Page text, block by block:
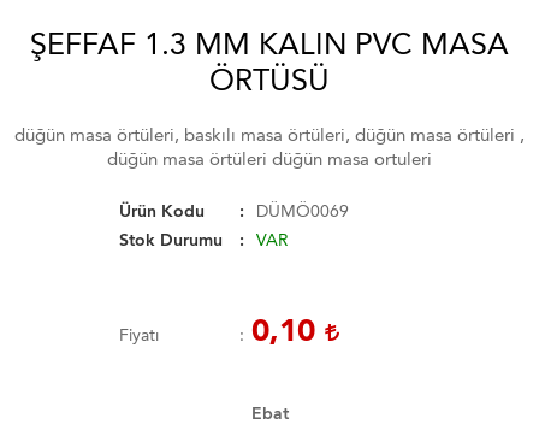
ŞEFFAF 1.3 MM KALIN PVC MASA
ÖRTÜSÜ
düğün masa örtüleri, baskılı masa örtüleri, düğün masa örtüleri ,
düğün masa örtüleri düğün masa ortuleri
Ürün Kodu
DÜMÖ0069
Stok Durumu
VAR
Fiyatı 0,10
Ebat